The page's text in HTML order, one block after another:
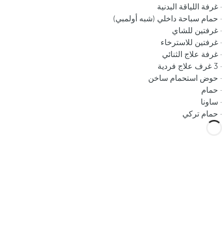
· غرفة اللياقة البدنية
· حمام سباحة داخلي (شبه أولمبي)
· غرفتين للشاي
· غرفتين للاسترخاء
· غرفة علاج الثنائي
· 3 غرف علاج فردية
· حوض استحمام ساخن
· حمام
· ساونا
· حمام تركي